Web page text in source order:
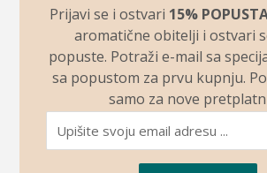
Prijavi se i ostvari 15%
aromatične obitelji i ostvari
popuste. Potraži e-mail sa
sa popustom za prvu kupnju.
samo za nove